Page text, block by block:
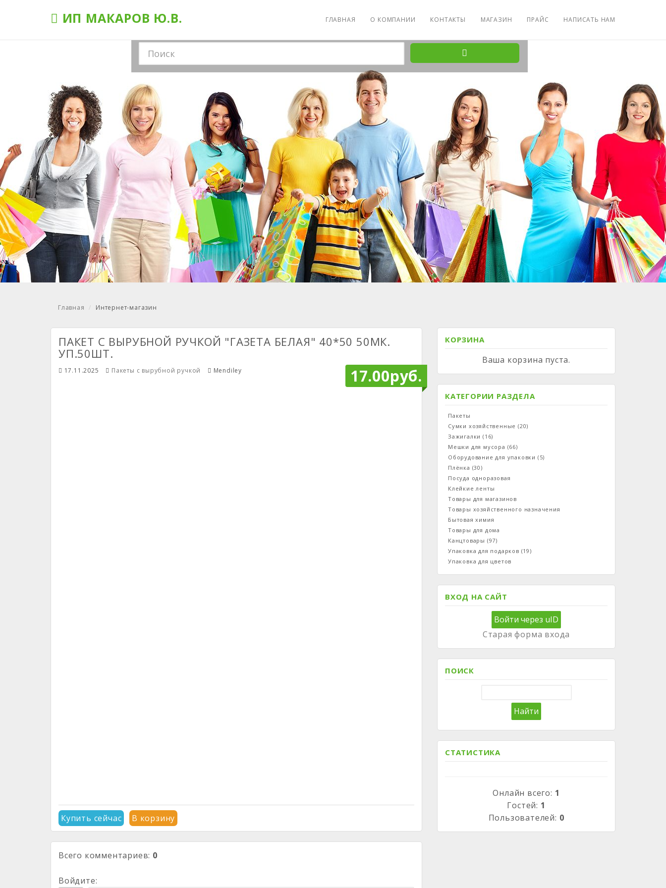
ИП МАКАРОВ Ю.В. ГЛАВНАЯ О КОМПАНИИ КОНТАКТЫ МАГАЗИН ПРАЙС НАПИСАТЬ НАМ
Главная Интернет-магазин
17.00руб.
ПАКЕТ С ВЫРУБНОЙ РУЧКОЙ "ГАЗЕТА БЕЛАЯ" 40*50 50МК.
УП.50ШТ.
17.11.2025 Пакеты с вырубной ручкой Mendiley
Купить сейчас В корзину
Всего комментариев: 0
Войдите:
КОРЗИНА
Ваша корзина пуста.
КАТЕГОРИИ РАЗДЕЛА
Пакеты
Сумки хозяйственные (20)
Зажигалки (16)
Мешки для мусора (66)
Оборудование для упаковки (5)
Плёнка (30)
Посуда одноразовая
Клейкие ленты
Товары для магазинов
Товары хозяйственного назначения
Бытовая химия
Товары для дома
Канцтовары (97)
Упаковка для подарков (19)
Упаковка для цветов
ВХОД НА САЙТ
Войти через uID
Старая форма входа
ПОИСК
СТАТИСТИКА
Онлайн всего: 1
Гостей: 1
Пользователей: 0